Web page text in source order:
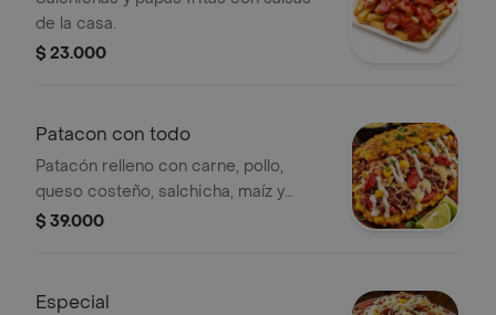
de la casa.
$ 23.000
Patacon con todo
Patacón relleno con carne, pollo,
queso costeño, salchicha, maíz y
salsas de la casa.
$ 39.000
Especial